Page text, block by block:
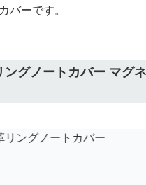
バーです。
ングノートカバー マグ